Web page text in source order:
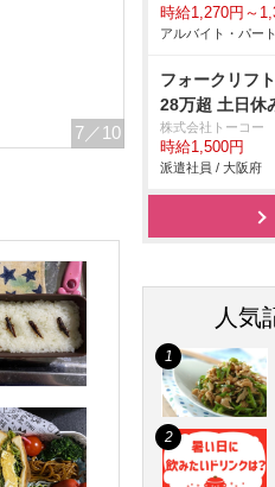
7 ／10
時給1,270円～
アルバイト・パー
フォークリフ
28万超 土日休
株式会社トーコー
時給1,500円
派遣社員 / 大阪府
人気